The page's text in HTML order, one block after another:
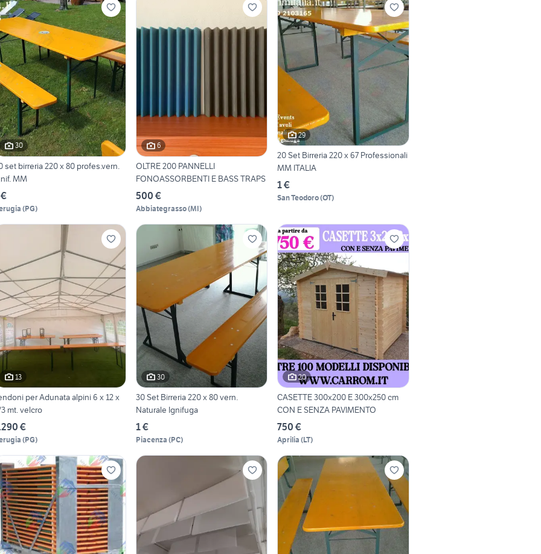
30
set birreria 220 x 80 profes.vern.
MM
(PG)
6
OLTRE 200 PANNELLI
FONOASSORBENTI E BASS TRAPS
500 €
Abbiategrasso(MI)
29
20 Set Birreria 220 x 67 Professionali
MM ITALIA
1 €
San Teodoro(OT)
13
per Adunata alpini 6 x 12 x
mt. velcro
€
(PG)
30
30 Set Birreria 220 x 80 vern.
Naturale Ignifuga
1 €
Piacenza (PC)
20
CASETTE 300x200 E 300x250 cm
CON E SENZA PAVIMENTO
750 €
Aprilia (LT)